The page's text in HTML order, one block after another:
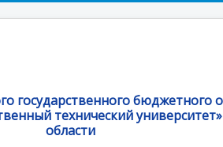
государственного бюджетного
технический
области